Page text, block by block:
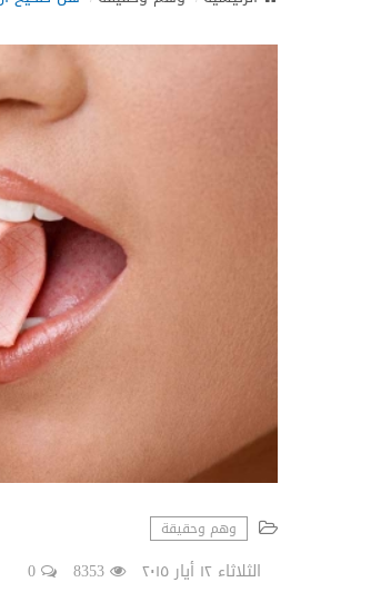
وهم وحقيقة
الثلاثاء ١٢ أيار ٢٠١٥ 8353
0